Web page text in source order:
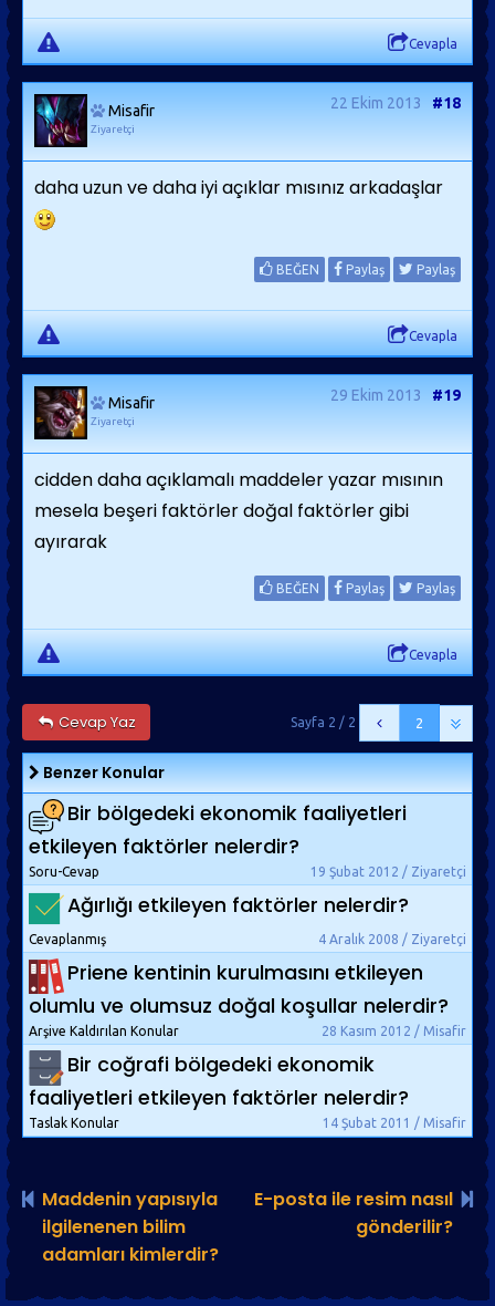
Cevapla
Misafir
Ziyaretçi
22 Ekim 2013 #18
daha uzun ve daha iyi açıklar mısınız arkadaşlar
BEĞEN Paylaş Paylaş
Cevapla
Misafir
Ziyaretçi
29 Ekim 2013 #19
cidden daha açıklamalı maddeler yazar mısının
mesela beşeri faktörler doğal faktörler gibi
ayırarak
BEĞEN Paylaş Paylaş
Cevapla
Cevap Yaz 2
Sayfa 2 / 2
Benzer Konular
Bir bölgedeki ekonomik faaliyetleri
etkileyen faktörler nelerdir?
19 Şubat 2012 / Ziyaretçi
Soru-Cevap
Ağırlığı etkileyen faktörler nelerdir?
4 Aralık 2008 / Ziyaretçi
Cevaplanmış
Priene kentinin kurulmasını etkileyen
olumlu ve olumsuz doğal koşullar nelerdir?
28 Kasım 2012 / Misafir
Arşive Kaldırılan Konular
Bir coğrafi bölgedeki ekonomik
faaliyetleri etkileyen faktörler nelerdir?
14 Şubat 2011 / Misafir
Taslak Konular
Maddenin yapısıyla
ilgilenenen bilim
adamları kimlerdir?
E-posta ile resim nasıl
gönderilir?